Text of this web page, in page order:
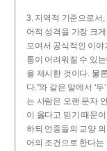
3. 지역적 기준으로서
어적 성격을 가장 크
모여서 공식적인 이
통이 어려워질 수 있
을 제시한 것이다. 물
다.”와 같은 말에서 ‘
는 사람은 오랜 문자
이 옳다고 믿기 때문
하되 언중들의 교양
어의 조건으로 한다